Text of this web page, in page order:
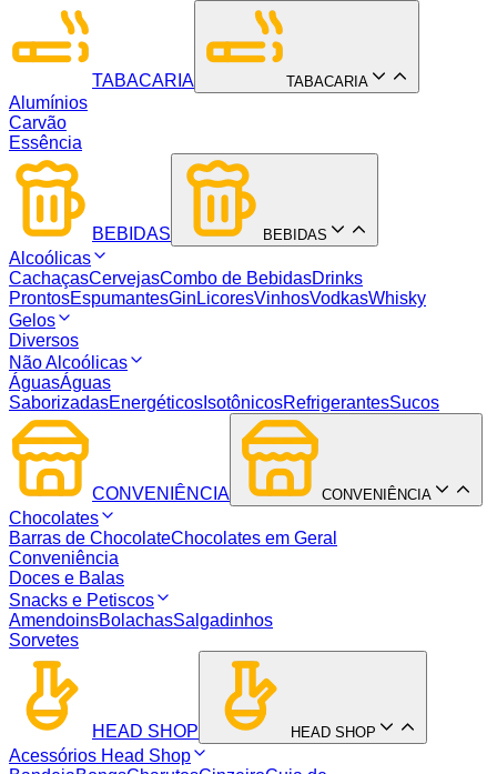
TABACARIA TABACARIA
Alumínios
Carvão
Essência
BEBIDAS BEBIDAS
Alcoólicas
CachaçasCervejasCombo de BebidasDrinks
ProntosEspumantesGin LicoresVinhosVodkasWhisky
Gelos
Diversos
Não Alcoólicas
ÁguasÁguas
SaborizadasEnergéticos IsotônicosRefrigerantesSucos
CONVENIÊNCIA CONVENIÊNCIA
Chocolates
Barras de ChocolateChocolates em Geral
Conveniência
Doces e Balas
Snacks e Petiscos
AmendoinsBolachasSalgadinhos
Sorvetes
HEAD SHOP HEAD SHOP
Acessórios Head Shop